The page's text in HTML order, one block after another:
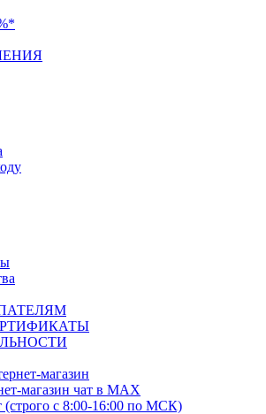
магазин
магазин чат в MAX
(строго с 8:00-16:00 по МСК)